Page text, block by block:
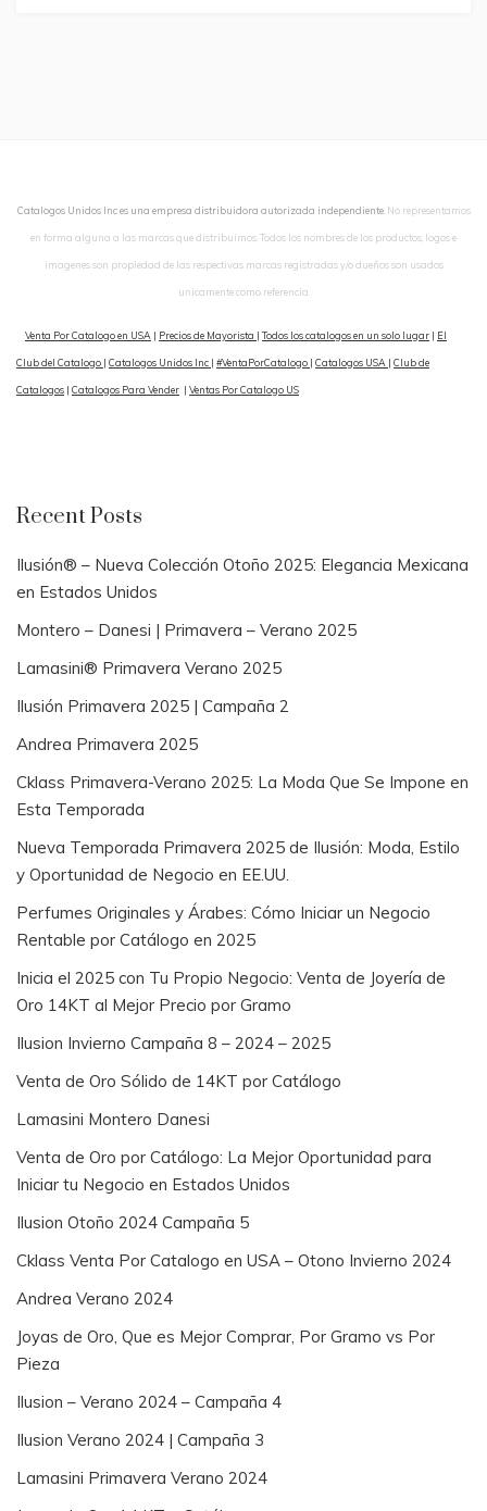
Catalogos Unidos Inc es una empresa distribuidora autorizada independiente. No representamos
en forma alguna a las marcas que distribuimos. Todos los nombres de los productos, logos e
imagenes son propiedad de las respectivas marcas registradas y/o dueños son usados
unicamente como referencia.
Venta Por Catalogo en USA | Precios de Mayorista | Todos los catalogos en un solo lugar | El
Club del Catalogo | Catalogos Unidos Inc | #VentaPorCatalogo | Catalogos USA | Club de
Catalogos | Catalogos Para Vender | Ventas Por Catalogo US
Recent Posts
Ilusión® – Nueva Colección Otoño 2025: Elegancia Mexicana
en Estados Unidos
Montero – Danesi | Primavera – Verano 2025
Lamasini® Primavera Verano 2025
Ilusión Primavera 2025 | Campaña 2
Andrea Primavera 2025
Cklass Primavera-Verano 2025: La Moda Que Se Impone en
Esta Temporada
Nueva Temporada Primavera 2025 de Ilusión: Moda, Estilo
y Oportunidad de Negocio en EE.UU.
Perfumes Originales y Árabes: Cómo Iniciar un Negocio
Rentable por Catálogo en 2025
Inicia el 2025 con Tu Propio Negocio: Venta de Joyería de
Oro 14KT al Mejor Precio por Gramo
Ilusion Invierno Campaña 8 – 2024 – 2025
Venta de Oro Sólido de 14KT por Catálogo
Lamasini Montero Danesi
Venta de Oro por Catálogo: La Mejor Oportunidad para
Iniciar tu Negocio en Estados Unidos
Ilusion Otoño 2024 Campaña 5
Cklass Venta Por Catalogo en USA – Otono Invierno 2024
Andrea Verano 2024
Joyas de Oro, Que es Mejor Comprar, Por Gramo vs Por
Pieza
Ilusion – Verano 2024 – Campaña 4
Ilusion Verano 2024 | Campaña 3
Lamasini Primavera Verano 2024